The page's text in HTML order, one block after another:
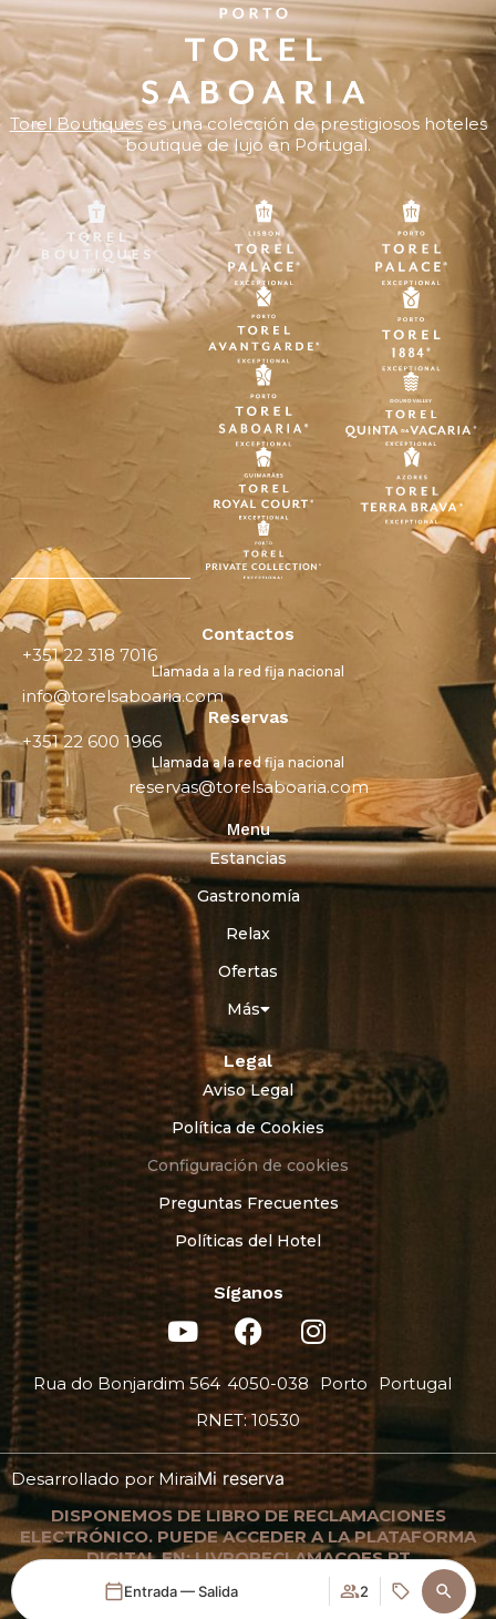
Entrada — Salida 2
Torel Boutiqueses una colección de prestigiosos hoteles
boutique de lujo en Portugal.
Contactos
+351 22 318 7016
Llamada a la red fija nacional
info@torelsaboaria.com
Reservas
+351 22 600 1966
Llamada a la red fija nacional
reservas@torelsaboaria.com
Menu
Estancias
Gastronomía
Relax
Ofertas
Más
Legal
Aviso Legal
Política de Cookies
Configuración de cookies
Preguntas Frecuentes
Políticas del Hotel
Síganos
Rua do Bonjardim 564 4050-038 Porto
Portugal
RNET: 10530
Desarrollado por MiraiMi reserva
DISPONEMOS DE LIBRO DE RECLAMACIONES
ELECTRÓNICO. PUEDE ACCEDER A LA PLATAFORMA
DIGITAL EN: LIVRORECLAMACOES.PT